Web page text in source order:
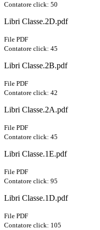
Contatore click: 50
Libri Classe.2D.pdf
File PDF
Contatore click: 45
Libri Classe.2B.pdf
File PDF
Contatore click: 42
Libri Classe.2A.pdf
File PDF
Contatore click: 45
Libri Classe.1E.pdf
File PDF
Contatore click: 95
Libri Classe.1D.pdf
File PDF
Contatore click: 105